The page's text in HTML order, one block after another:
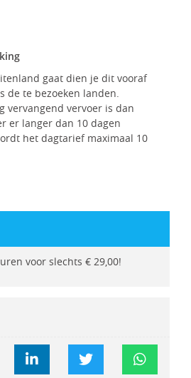
gaat dien je dit vooraf
de te bezoeken landen.
vervangend vervoer is dan
er langer dan 10 dagen
het dagtarief maximaal 10
voor slechts € 29,00!